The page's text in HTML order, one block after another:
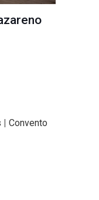
| Convento